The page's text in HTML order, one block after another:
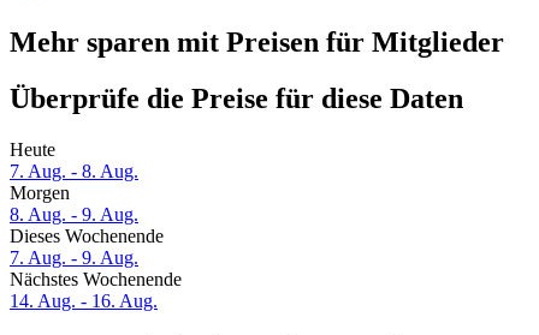
Mehr sparen mit Preisen für Mitglieder
Überprüfe die Preise für diese Daten
Heute
7. Aug. - 8. Aug.
Morgen
8. Aug. - 9. Aug.
Dieses Wochenende
7. Aug. - 9. Aug.
Nächstes Wochenende
14. Aug. - 16. Aug.